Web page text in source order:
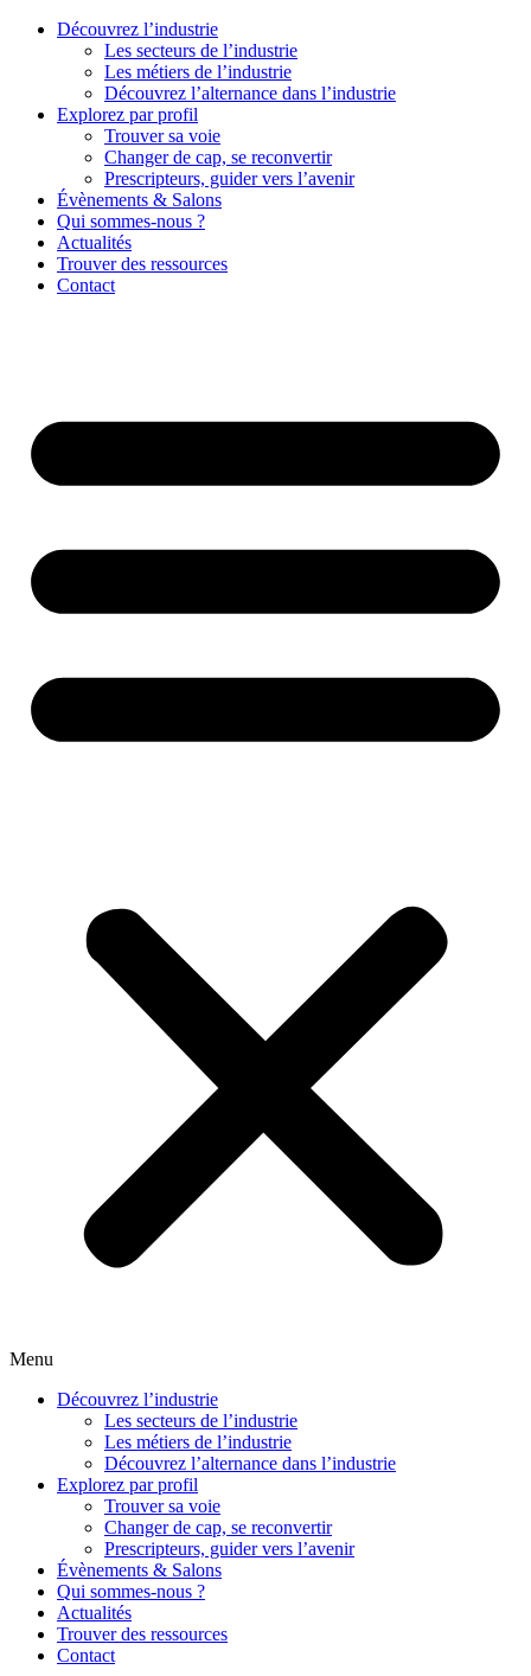
Découvrez l’industrie
Les secteurs de l’industrie
Les métiers de l’industrie
Découvrez l’alternance dans l’industrie
Explorez par profil
Trouver sa voie
Changer de cap, se reconvertir
Prescripteurs, guider vers l’avenir
Évènements & Salons
Qui sommes-nous ?
Actualités
Trouver des ressources
Contact
Menu
Découvrez l’industrie
Les secteurs de l’industrie
Les métiers de l’industrie
Découvrez l’alternance dans l’industrie
Explorez par profil
Trouver sa voie
Changer de cap, se reconvertir
Prescripteurs, guider vers l’avenir
Évènements & Salons
Qui sommes-nous ?
Actualités
Trouver des ressources
Contact